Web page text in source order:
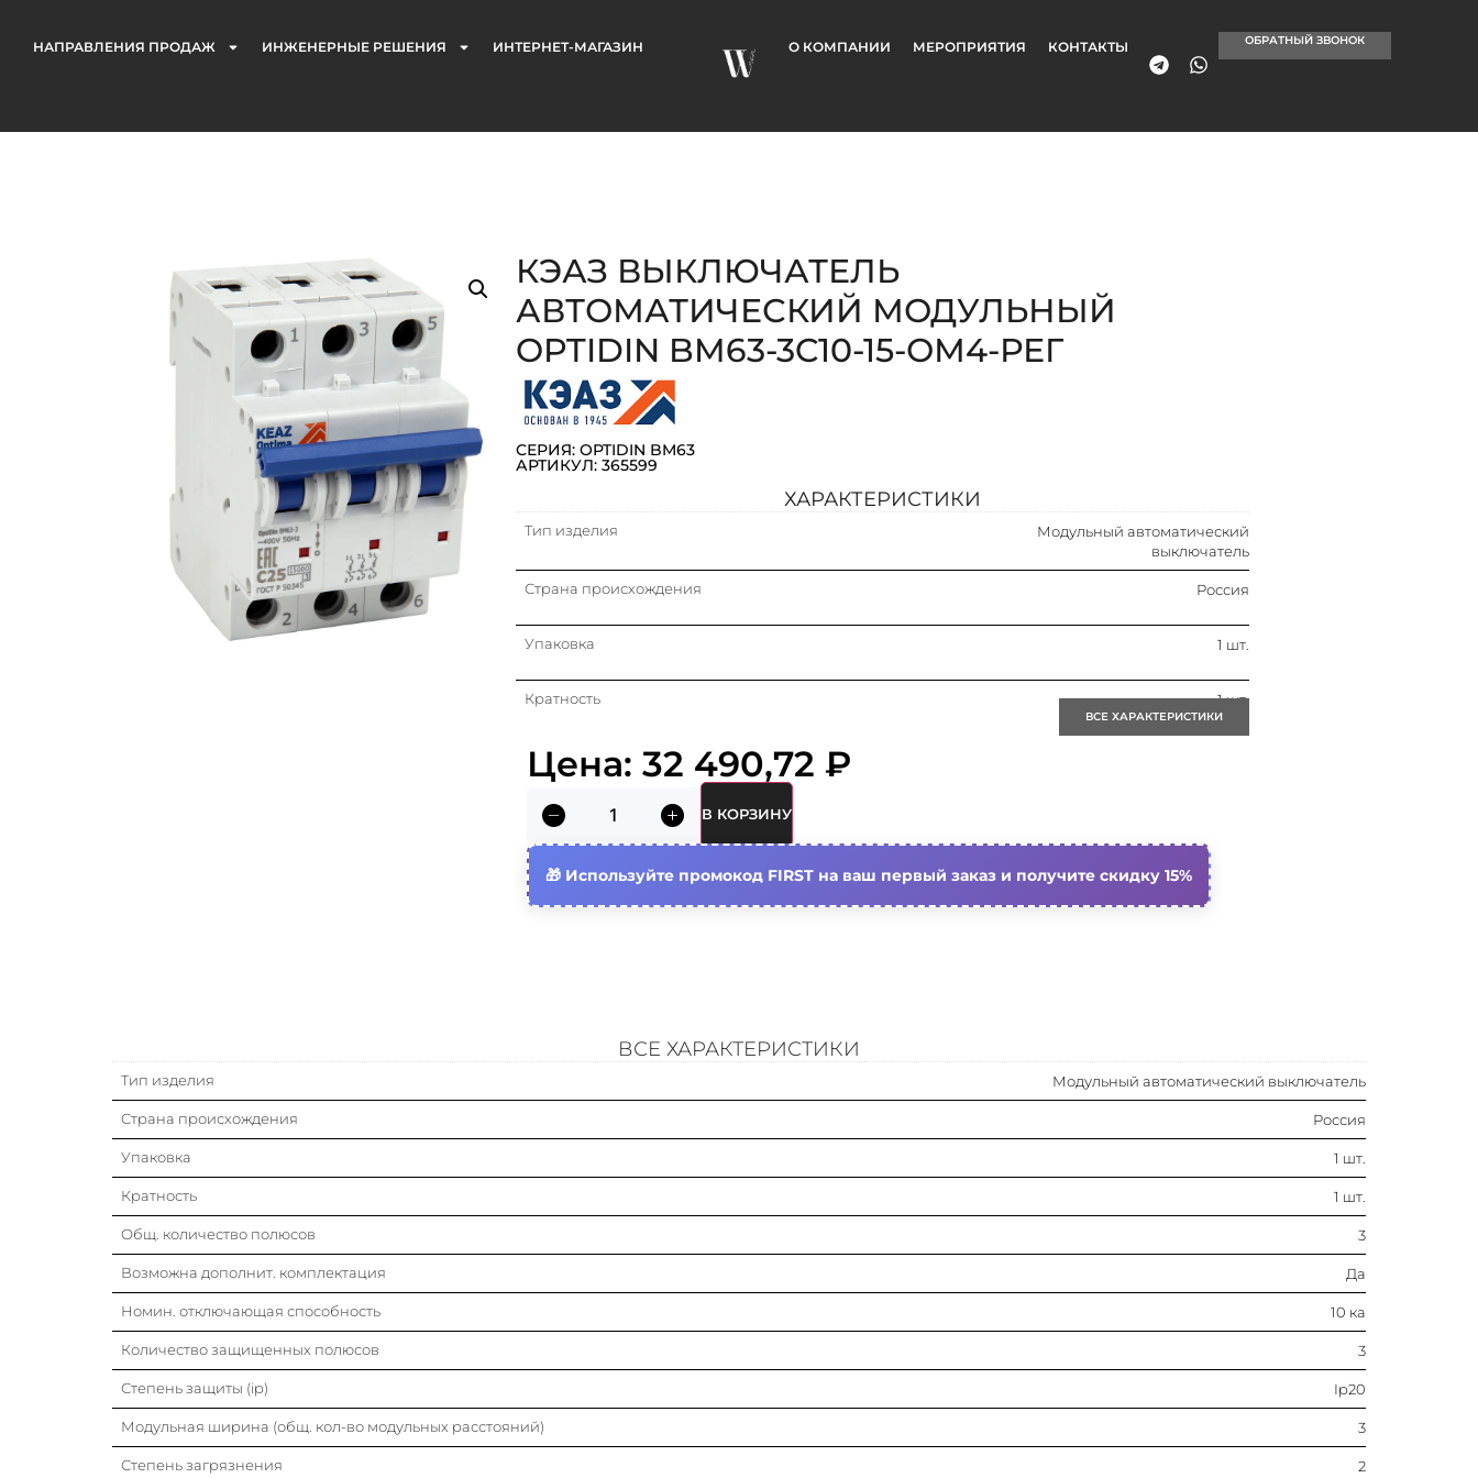
НАПРАВЛЕНИЯ ПРОДАЖ ИНЖЕНЕРНЫЕ РЕШЕНИЯ ИНТЕРНЕТ-МАГАЗИН О КОМПАНИИ МЕРОПРИЯТИЯ КОНТАКТЫ ОБРАТНЫЙ ЗВОНОК
КЭАЗ ВЫКЛЮЧАТЕЛЬ
АВТОМАТИЧЕСКИЙ МОДУЛЬНЫЙ
OPTIDIN BM63-3C10-15-ОМ4-РЕГ
СЕРИЯ: OPTIDIN BM63
АРТИКУЛ: 365599
ХАРАКТЕРИСТИКИ
Тип изделия
Модульный автоматический
выключатель
Страна происхождения Россия
Упаковка 1 шт.
Кратность 1 шт.
Общ. количество полюсов
Возможна дополнит. комплектация
Номин. отключающая способность
2
Категория перенапряжения 4
Номин. ток 10 а
ВСЕ ХАРАКТЕРИСТИКИ
Цена: 32 490,72 ₽
В КОРЗИНУ
Используйте промокод FIRST на ваш первый заказ и получите скидку 15%
ВСЕ ХАРАКТЕРИСТИКИ
Тип изделия Модульный автоматический выключатель
Страна происхождения Россия
Упаковка 1 шт.
Кратность 1 шт.
Общ. количество полюсов 3
Возможна дополнит. комплектация Да
Номин. отключающая способность 10 ка
Количество защищенных полюсов 3
Степень защиты (ip) Ip20
Модульная ширина (общ. кол-во модульных расстояний) 3
Степень загрязнения 2